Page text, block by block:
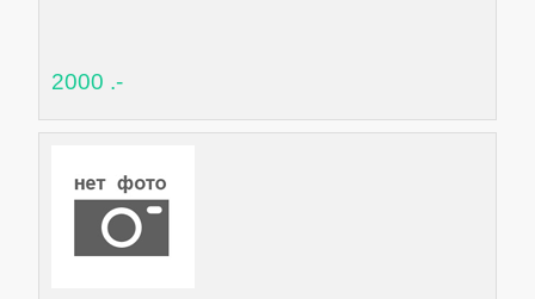
2000 .-